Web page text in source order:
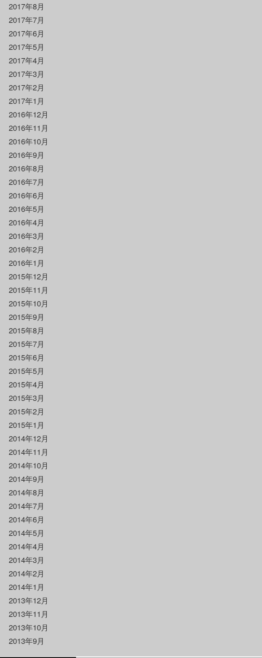
2017年8月
2017年7月
2017年6月
2017年5月
2017年4月
2017年3月
2017年2月
2017年1月
2016年12月
2016年11月
2016年10月
2016年9月
2016年8月
2016年7月
2016年6月
2016年5月
2016年4月
2016年3月
2016年2月
2016年1月
2015年12月
2015年11月
2015年10月
2015年9月
2015年8月
2015年7月
2015年6月
2015年5月
2015年4月
2015年3月
2015年2月
2015年1月
2014年12月
2014年11月
2014年10月
2014年9月
2014年8月
2014年7月
2014年6月
2014年5月
2014年4月
2014年3月
2014年2月
2014年1月
2013年12月
2013年11月
2013年10月
2013年9月